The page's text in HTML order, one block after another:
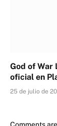
God of War
oficial en
25 de julio de